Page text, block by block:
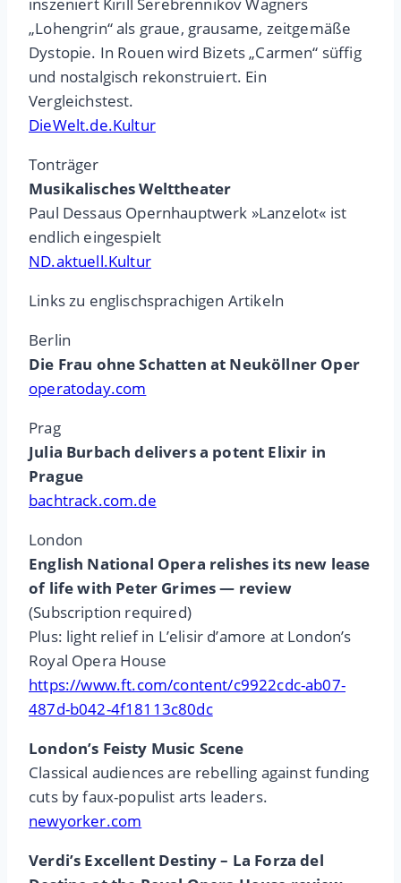
inszeniert Kirill Serebrennikov Wagners
„Lohengrin“ als graue, grausame, zeitgemäße
Dystopie. In Rouen wird Bizets „Carmen“ süffig
und nostalgisch rekonstruiert. Ein
Vergleichstest.
DieWelt.de.Kultur
Tonträger
Musikalisches Welttheater
Paul Dessaus Opernhauptwerk »Lanzelot« ist
endlich eingespielt
ND.aktuell.Kultur
Links zu englischsprachigen Artikeln
Berlin
Die Frau ohne Schatten at Neuköllner Oper
operatoday.com
Prag
Julia Burbach delivers a potent Elixir in
Prague
bachtrack.com.de
London
English National Opera relishes its new lease
of life with Peter Grimes — review
(Subscription required)
Plus: light relief in L’elisir d’amore at London’s
Royal Opera House
https://www.ft.com/content/c9922cdc-ab07-
487d-b042-4f18113c80dc
London’s Feisty Music Scene
Classical audiences are rebelling against funding
cuts by faux-populist arts leaders.
newyorker.com
Verdi’s Excellent Destiny – La Forza del